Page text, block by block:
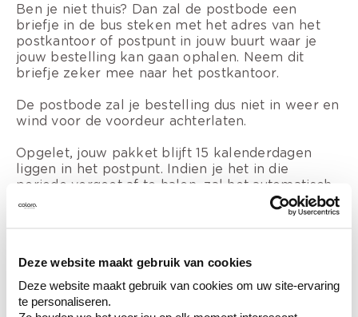
Deze website maakt gebruik van cookies
Deze website maakt gebruik van cookies om uw site-ervaring
te personaliseren.
Ben je niet thuis? Dan zal de postbode een
briefje in de bus steken met het adres van het
postkantoor of postpunt in jouw buurt waar je
jouw bestelling kan gaan ophalen. Neem dit
briefje zeker mee naar het postkantoor.
De postbode zal je bestelling dus niet in weer en
wind voor de voordeur achterlaten.
Opgelet, jouw pakket blijft 15 kalenderdagen
liggen in het postpunt. Indien je het in die
periode vergeet af te halen, zal het automatisch
teruggestuurd worden naar ons